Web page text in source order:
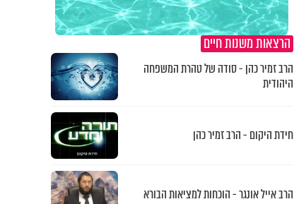
הרצאות משנות חיים
הרב זמיר כהן - סודה של טהרת המשפחה
היהודית
חידת היקום - הרב זמיר כהן
הרב אייל אונגר - הוכחות למציאות הבורא